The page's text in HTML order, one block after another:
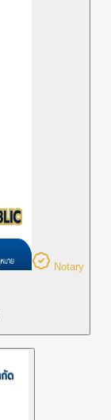
Notary